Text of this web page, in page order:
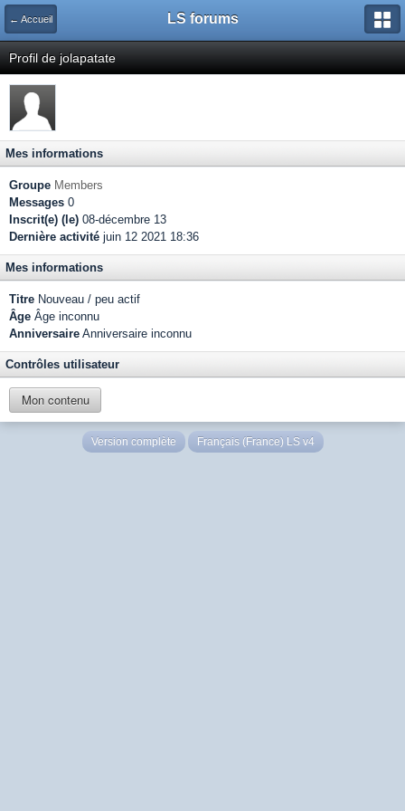
← Accueil LS forums
Profil de jolapatate
Mes informations
Groupe Members
Messages 0
Inscrit(e) (le) 08-décembre 13
Dernière activité juin 12 2021 18:36
Mes informations
Titre Nouveau / peu actif
Âge Âge inconnu
Anniversaire Anniversaire inconnu
Contrôles utilisateur
Mon contenu
Version complète Français (France) LS v4